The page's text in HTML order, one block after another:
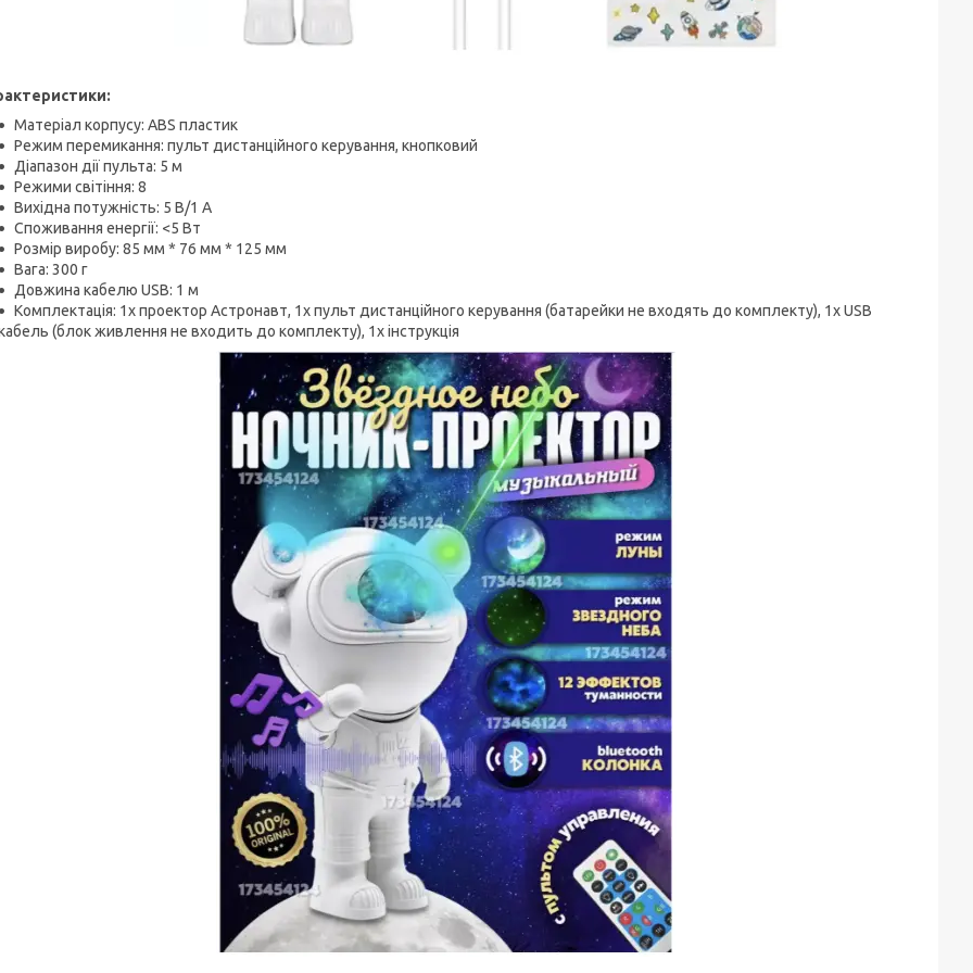
Матеріал корпусу: ABS пластик
Режим перемикання: пульт дистанційного керування, кнопковий
Діапазон дії пульта: 5 м
Режими світіння: 8
Вихідна потужність: 5 В/1 А
Споживання енергії: <5 Вт
Розмір виробу: 85 мм * 76 мм * 125 мм
Вага: 300 г
Довжина кабелю USB: 1 м
Комплектація: 1х проектор Астронавт, 1х пульт дистанційного керування (батарейки не входять до комплекту), 1х USB
(блок живлення не входить до комплекту), 1х інструкція